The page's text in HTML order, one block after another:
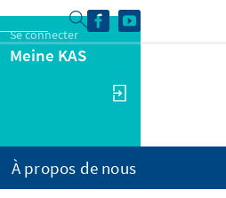
Se connecter
Meine KAS
À propos de nous